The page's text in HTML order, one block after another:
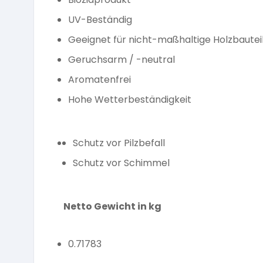
UV-Beständig
Geeignet für nicht-maßhaltige
Geruchsarm / -neutral
Aromatenfrei
Hohe Wetterbeständigkeit
Schutz vor Pilzbefall
Schutz vor Schimmel
Netto Gewicht in kg
0.71783